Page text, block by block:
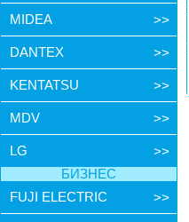
MIDEA >>
DANTEX >>
KENTATSU >>
MDV >>
LG
>>
БИЗНЕС
FUJI ELECTRIC
>>